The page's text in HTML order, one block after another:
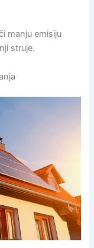
manju emisiju
struje.